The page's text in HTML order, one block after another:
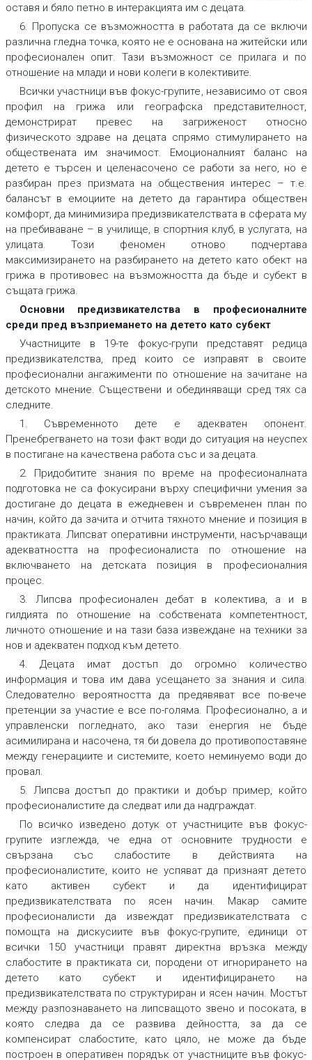
оставя и бяло петно в интеракцията им с децата.
6. Пропуска се възможността в работата да се включи
различна гледна точка, която не е основана на житейски или
професионален опит. Тази възможност се прилага и по
отношение на млади и нови колеги в колективите.
Всички участници във фокус-групите, независимо от своя
профил на грижа или географска представителност,
демонстрират превес на загриженост относно
физическото здраве на децата спрямо стимулирането на
обществената им значимост. Емоционалният баланс на
детето е търсен и целенасочено се работи за него, но е
разбиран през призмата на обществения интерес – т.е.
балансът в емоциите на детето да гарантира обществен
комфорт, да минимизира предизвикателствата в сферата му
на пребиваване – в училище, в спортния клуб, в услугата, на
улицата. Този феномен отново подчертава
максимизирането на разбирането на детето като обект на
грижа в противовес на възможността да бъде и субект в
същата грижа.
Основни предизвикателства в професионалните
среди пред възприемането на детето като субект
Участниците в 19-те фокус-групи представят редица
предизвикателства, пред които се изправят в своите
професионални ангажименти по отношение на зачитане на
детското мнение. Съществени и обединяващи сред тях са
следните.
1. Съвременното дете е адекватен опонент.
Пренебрегването на този факт води до ситуация на неуспех
в постигане на качествена работа със и за децата.
2. Придобитите знания по време на професионалната
подготовка не са фокусирани върху специфични умения за
достигане до децата в ежедневен и съвременен план по
начин, който да зачита и отчита тяхното мнение и позиция в
практиката. Липсват оперативни инструменти, насърчаващи
адекватността на професионалиста по отношение на
включването на детската позиция в професионалния
процес.
3. Липсва професионален дебат в колектива, а и в
гилдията по отношение на собствената компетентност,
личното отношение и на тази база извеждане на техники за
нов и адекватен подход към детето.
4. Децата имат достъп до огромно количество
информация и това им дава усещането за знания и сила.
Следователно вероятността да предявяват все по-вече
претенции за участие е все по-голяма. Професионално, а и
управленски погледнато, ако тази енергия не бъде
асимилирана и насочена, тя би довела до противопоставяне
между генерациите и системите, което неминуемо води до
провал.
5. Липсва достъп до практики и добър пример, който
професионалистите да следват или да надграждат.
По всичко изведено дотук от участниците във фокус-
групите изглежда, че една от основните трудности е
свързана със слабостите в действията на
професионалистите, които не успяват да признаят детето
като активен субект и да идентифицират
предизвикателствата по ясен начин. Макар самите
професионалисти да извеждат предизвикателствата с
помощта на дискусиите във фокус-групите, единици от
всички 150 участници правят директна връзка между
слабостите в практиката си, породени от игнорирането на
детето като субект и идентифицирането на
предизвикателствата по структуриран и ясен начин. Мостът
между разпознаването на липсващото звено и посоката, в
която следва да се развива дейността, за да се
компенсират слабостите, като цяло, не може да бъде
построен в оперативен порядък от участниците във фокус-